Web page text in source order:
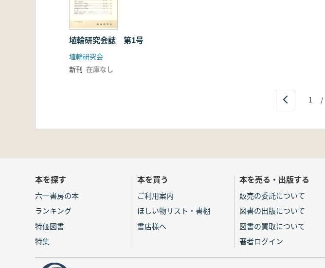
埴輪研究会誌 第1号
埴輪研究会
新刊 在庫なし
1 /
本を探す
六一書房の本
ランキング
特価図書
特集
本を買う
ご利用案内
ほしい物リスト・書棚
書店様へ
本を売る・出版する
販売の委託について
図書の出版について
図書の買取について
著者ログイン